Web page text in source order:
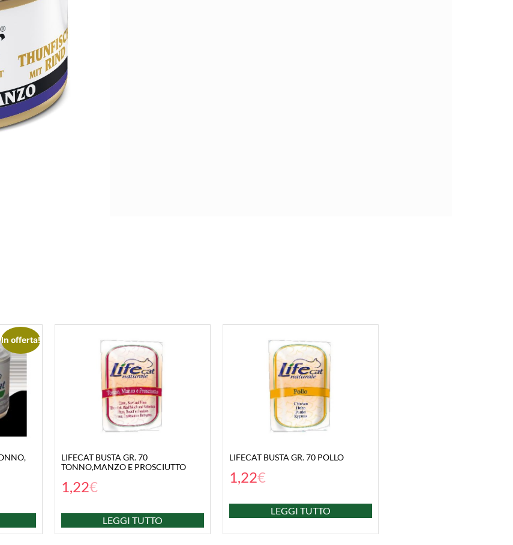
In offerta!
LIFECAT BUSTA GR. 70
TONNO,MANZO E PROSCIUTTO
1,22€
LEGGI TUTTO
LIFECAT BUSTA GR. 70 POLLO
1,22€
LEGGI TUTTO